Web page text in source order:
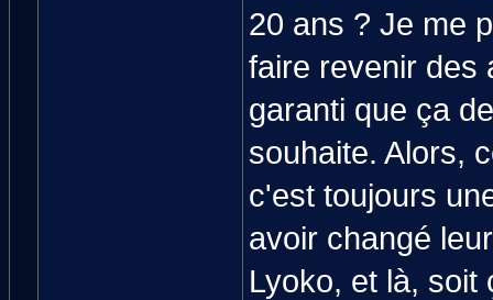
20 ans ? Je me
faire revenir des
garanti que ça
souhaite. Alors,
c'est toujours
avoir changé
Lyoko, et là, soit